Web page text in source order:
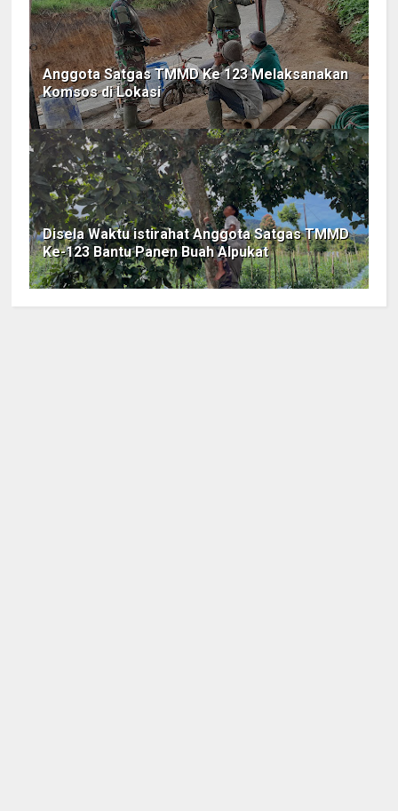
Anggota Satgas TMMD Ke 123 Melaksanakan
Komsos di Lokasi
Disela Waktu istirahat Anggota Satgas TMMD
Ke-123 Bantu Panen Buah Alpukat